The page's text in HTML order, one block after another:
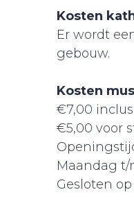
Kosten
Er wordt
gebouw.
Kosten
€7,00
€5,00 voor
Maandag t/
Gesloten